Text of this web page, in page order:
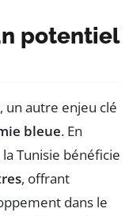
potentiel
un autre enjeu clé
bleue. En
Tunisie bénéficie
, offrant
dans le